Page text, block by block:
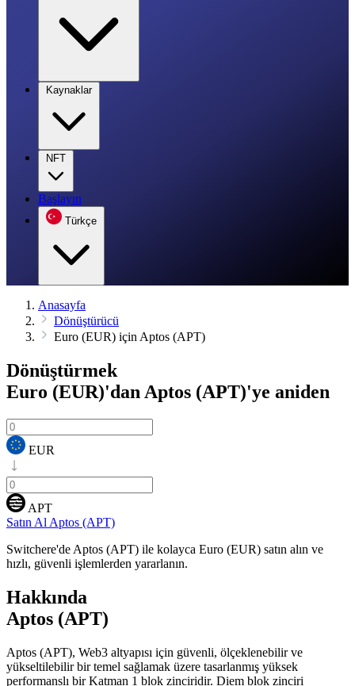
Kaynaklar
NFT
Başlayın
Türkçe
Anasayfa
Dönüştürücü
Euro (EUR) için Aptos (APT)
Dönüştürmek
Euro (EUR)'dan Aptos (APT)'ye aniden
EUR
APT
Satın Al Aptos (APT)
Switchere'de Aptos (APT) ile kolayca Euro (EUR) satın alın ve
hızlı, güvenli işlemlerden yararlanın.
Hakkında
Aptos (APT)
Aptos (APT), Web3 altyapısı için güvenli, ölçeklenebilir ve
yükseltilebilir bir temel sağlamak üzere tasarlanmış yüksek
performanslı bir Katman 1 blok zinciridir. Diem blok zinciri